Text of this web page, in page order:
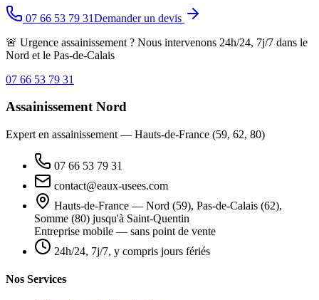
07 66 53 79 31Demander un devis
🚨 Urgence assainissement ? Nous intervenons 24h/24, 7j/7 dans le
Nord et le Pas-de-Calais
07 66 53 79 31
Assainissement Nord
Expert en assainissement — Hauts-de-France (59, 62, 80)
07 66 53 79 31
contact@eaux-usees.com
Hauts-de-France — Nord (59), Pas-de-Calais (62),
Somme (80) jusqu'à Saint-Quentin
Entreprise mobile — sans point de vente
24h/24, 7j/7, y compris jours fériés
Nos Services